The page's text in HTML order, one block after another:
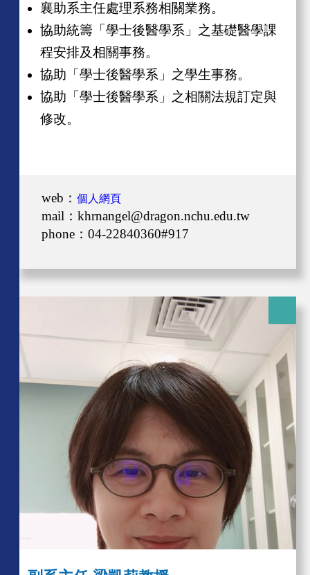
襄助系主任處理系務相關業務。
協助統籌「學士後醫學系 」之基礎醫學課
程安排及相關事務。
協助「學士後醫學系」之學生事務。
協助「學士後醫學系」之相關法規訂定與
修改。
web： 個人網頁
mail： khrnangel@dragon.nchu.edu.tw
phone： 04-22840360#917